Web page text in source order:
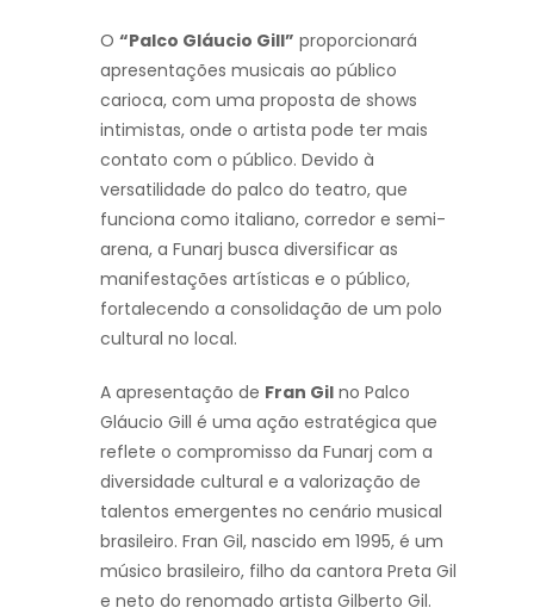
O “Palco Gláucio Gill” proporcionará
apresentações musicais ao público
carioca, com uma proposta de shows
intimistas, onde o artista pode ter mais
contato com o público. Devido à
versatilidade do palco do teatro, que
funciona como italiano, corredor e semi-
arena, a Funarj busca diversificar as
manifestações artísticas e o público,
fortalecendo a consolidação de um polo
cultural no local.
A apresentação de Fran Gil no Palco
Gláucio Gill é uma ação estratégica que
reflete o compromisso da Funarj com a
diversidade cultural e a valorização de
talentos emergentes no cenário musical
brasileiro. Fran Gil, nascido em 1995, é um
músico brasileiro, filho da cantora Preta Gil
e neto do renomado artista Gilberto Gil.